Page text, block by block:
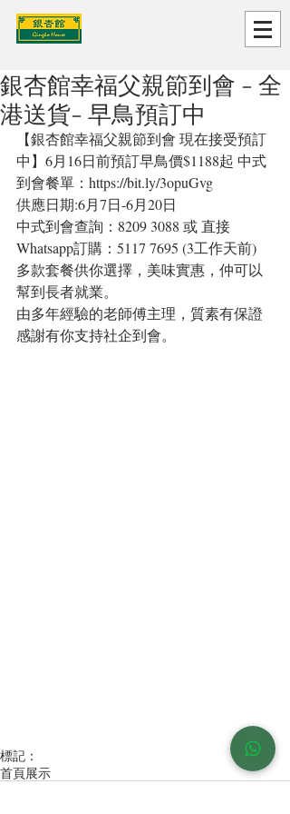
銀杏館幸福父親節到會 - 全
港送貨- 早鳥預訂中
【銀杏館幸福父親節到會 現在接受預訂
中】6月16日前預訂早鳥價$1188起 中式
到會餐單：https://bit.ly/3opuGvg
供應日期:6月7日-6月20日
中式到會查詢：8209 3088 或 直接
Whatsapp訂購：5117 7695 (3工作天前)
多款套餐供你選擇，美味實惠，仲可以
幫到長者就業。
由多年經驗的老師傅主理，質素有保證
感謝有你支持社企到會。
標記：
首頁展示